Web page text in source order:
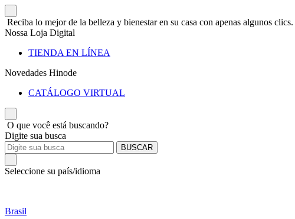
Reciba lo mejor de la belleza y bienestar en su casa con apenas algunos clics.
Nossa Loja Digital
TIENDA EN LÍNEA
Novedades Hinode
CATÁLOGO VIRTUAL
O que você está buscando?
Digite sua busca
BUSCAR
Seleccione su país/idioma
Brasil